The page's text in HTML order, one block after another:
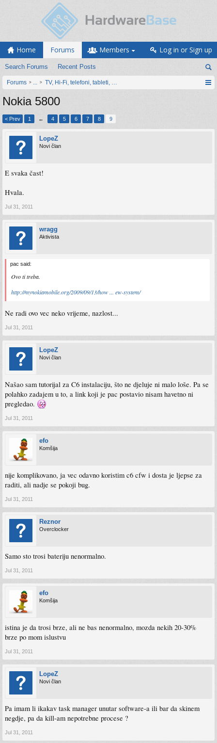
Home Forums
Search Forums Recent Posts
Members Log in or Sign up
Forums ... TV, Hi-Fi, telefoni, tableti, satovi, IoT oprema
Nokia 5800
< Prev 1 ← 4 5 6 7 8 9
LopeZ
Novi član
E svaka čast!
Hvala.
Jul 31, 2011
wragg
Aktivista
pac said:
Ovo ti treba.
http://mynokiamobile.org/2009/09/13/how ... ew-system/
Ne radi ovo vec neko vrijeme, nazlost...
Jul 31, 2011
LopeZ
Novi član
Našao sam tutorijal za C6 instalaciju, što ne djeluje ni malo loše. Pa se
polahko zadajem u to, a link koji je pac postavio nisam havetno ni
pregledao.
Jul 31, 2011
efo
Komšija
nije komplikovano, ja vec odavno koristim c6 cfw i dosta je ljepse za
raditi, ali nadje se pokoji bug.
Jul 31, 2011
Reznor
Overclocker
Samo sto trosi bateriju nenormalno.
Jul 31, 2011
efo
Komšija
istina je da trosi brze, ali ne bas nenormalno, mozda nekih 20-30%
brze po mom islustvu
Jul 31, 2011
LopeZ
Novi član
Pa imam li ikakav task manager unutar software-a ili bar da skinem
negdje, pa da kill-am nepotrebne procese ?
Jul 31, 2011